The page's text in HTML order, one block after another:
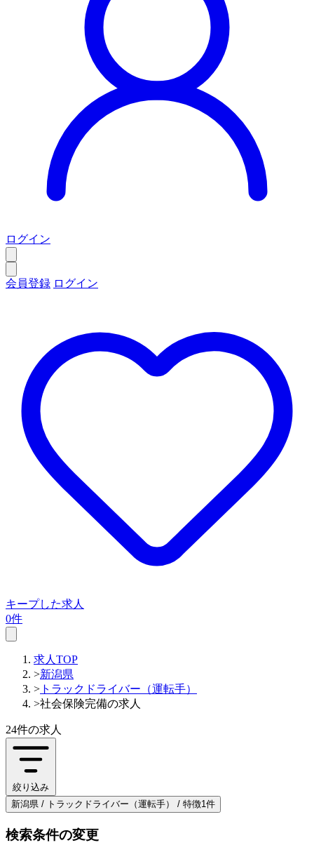
ログイン
会員登録 ログイン
キープした求人
0件
求人TOP
>新潟県
> トラックドライバー（運転手）
>社会保険完備の求人
24件の求人
絞り込み
新潟県 / トラックドライバー（運転手） / 特徴1件
検索条件の変更